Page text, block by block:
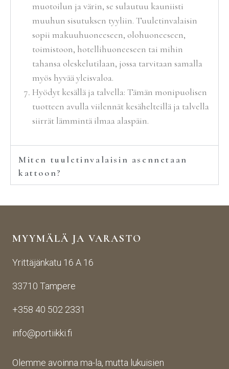
muotoilun ja värin, se sulautuu kauniisti
muuhun sisutuksen tyyliin. Tuuletinvalaisin
sopii makuuhuoneeseen, olohuoneeseen,
toimistoon, hotellihuoneeseen tai mihin
tahansa oleskelutilaan, jossa tarvitaan samalla
myös hyvää yleisvaloa.
Hyödyt kesällä ja talvella: Tämän monipuolisen
tuotteen avulla viilennät kesähelteillä ja talvella
siirrät lämmintä ilmaa alaspäin.
Miten tuuletinvalaisin asennetaan
kattoon?
MYYMÄLÄ JA VARASTO
Yrittäjänkatu 16 A 16
33710 Tampere
+358 40 502 2331
info@portiikki.fi
Olemme avoinna ma-la, mutta lukuisien